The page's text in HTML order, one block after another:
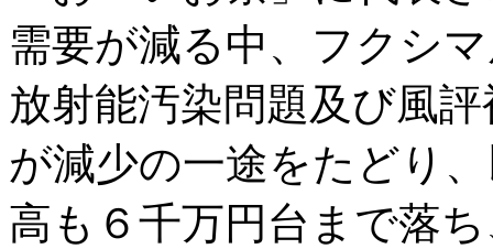
需要が減る中、フクシ
放射能汚染問題及び風
が減少の一途をたどり
高も６千万円台まで落